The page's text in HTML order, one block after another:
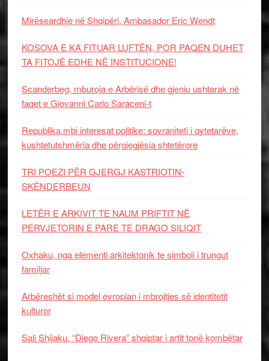
Mirëseardhje në Shqipëri, Ambasador Eric Wendt
KOSOVA E KA FITUAR LUFTËN, POR PAQEN DUHET
TA FITOJË EDHE NË INSTITUCIONE!
Scanderbeg, mburoja e Arbërisë dhe gjeniu ushtarak në
faqet e Giovanni Carlo Saraceni-t
Republika mbi interesat politike: sovraniteti i qytetarëve,
kushtetutshmëria dhe përgjegjësia shtetërore
TRI POEZI PËR GJERGJ KASTRIOTIN-
SKËNDERBEUN
LETËR E ARKIVIT TE NAUM PRIFTIT NË
PERVJETORIN E PARE TE DRAGO SILIQIT
Oxhaku, nga elementi arkitektonik te simboli i trungut
familjar
Arbëreshët si model evropian i mbrojtjes së identitetit
kulturor
Sali Shijaku, “Diego Rivera” shqiptar i artit tonë kombëtar